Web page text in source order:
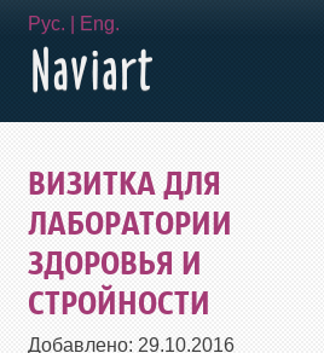
Рус. Eng.
ВИЗИТКА ДЛЯ
ЛАБОРАТОРИИ
ЗДОРОВЬЯ И
СТРОЙНОСТИ
Добавлено: 29.10.2016